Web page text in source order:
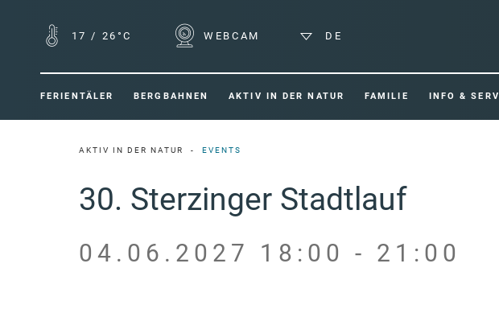
17 / 26°C WEBCAM DE
FERIENTÄLER BERGBAHNEN AKTIV IN DER NATUR FAMILIE INFO &
AKTIV IN DER NATUR EVENTS
30. Sterzinger Stadtlauf
04.06.2027 18:00 - 21:00